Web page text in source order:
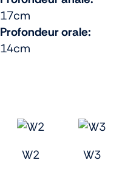
17cm
Profondeur orale:
14cm
W2 W3